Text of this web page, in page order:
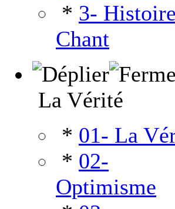
* 3-
Chant
La Vérité
* 01- La
* 02-
Optimisme